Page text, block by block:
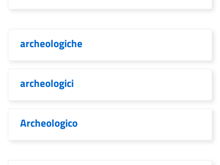
archeologiche
archeologici
Archeologico